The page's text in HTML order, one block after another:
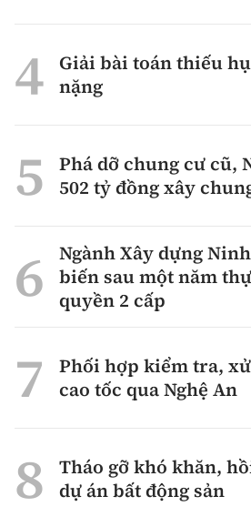
Giải bài toán thiếu
nặng
Phá dỡ chung cư cũ,
502 tỷ đồng xây
Ngành Xây dựng
biến sau một năm
quyền 2 cấp
Phối hợp kiểm tra,
cao tốc qua Nghệ An
Tháo gỡ khó khăn,
dự án bất động sản